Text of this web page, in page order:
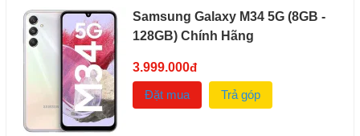
Samsung Galaxy M34 5G (8GB -
128GB) Chính Hãng
3.999.000đ
Đặt mua
Trả góp